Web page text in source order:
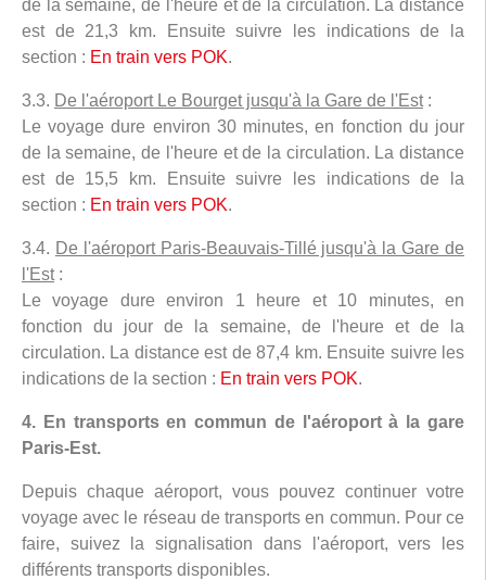
de la semaine, de l'heure et de la circulation. La distance
est de 21,3 km. Ensuite suivre les indications de la
section : En train vers POK.
3.3. De l'aéroport Le Bourget jusqu'à la Gare de l'Est:
Le voyage dure environ 30 minutes, en fonction du jour
de la semaine, de l'heure et de la circulation. La distance
est de 15,5 km. Ensuite suivre les indications de la
section : En train vers POK.
3.4. De l'aéroport Paris-Beauvais-Tillé jusqu'à la Gare de
l'Est:
Le voyage dure environ 1 heure et 10 minutes, en
fonction du jour de la semaine, de l'heure et de la
circulation. La distance est de 87,4 km. Ensuite suivre les
indications de la section : En train vers POK.
4. En transports en commun de l'aéroport à la gare
Paris-Est.
Depuis chaque aéroport, vous pouvez continuer votre
voyage avec le réseau de transports en commun. Pour ce
faire, suivez la signalisation dans l'aéroport, vers les
différents transports disponibles.